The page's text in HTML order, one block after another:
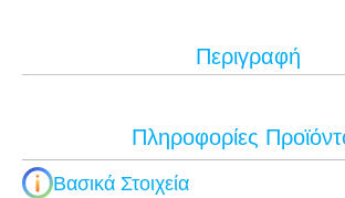
Περιγραφή
Πληροφορίες
Βασικά Στοιχεία